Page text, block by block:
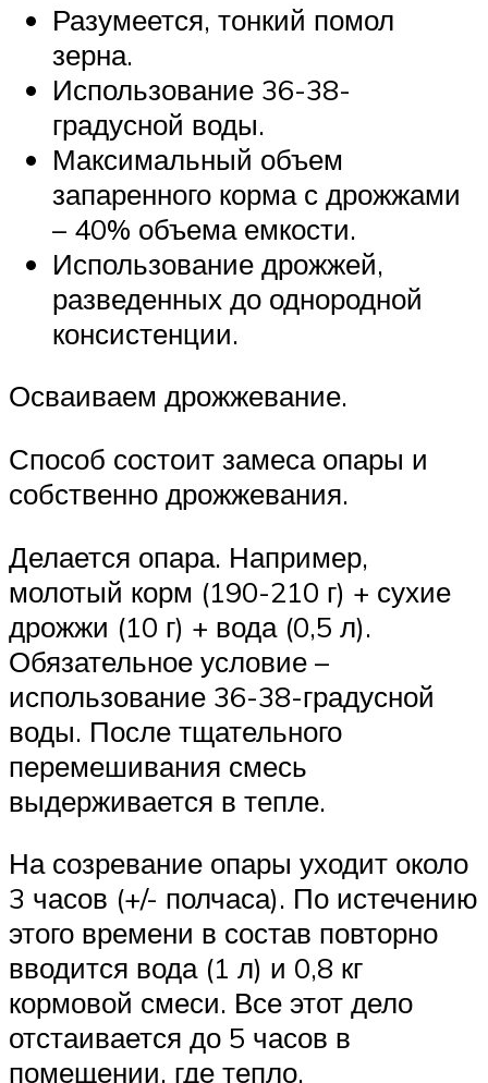
Разумеется, тонкий помол
зерна.
Использование 36-38-
градусной воды.
Максимальный объем
запаренного корма с дрожжами
– 40% объема емкости.
Использование дрожжей,
разведенных до однородной
консистенции.
Осваиваем дрожжевание.
Способ состоит замеса опары и
собственно дрожжевания.
Делается опара. Например,
молотый корм (190-210 г) + сухие
дрожжи (10 г) + вода (0,5 л).
Обязательное условие –
использование 36-38-градусной
воды. После тщательного
перемешивания смесь
выдерживается в тепле.
На созревание опары уходит около
3 часов (+/- полчаса). По истечению
этого времени в состав повторно
вводится вода (1 л) и 0,8 кг
кормовой смеси. Все этот дело
отстаивается до 5 часов в
помещении, где тепло.